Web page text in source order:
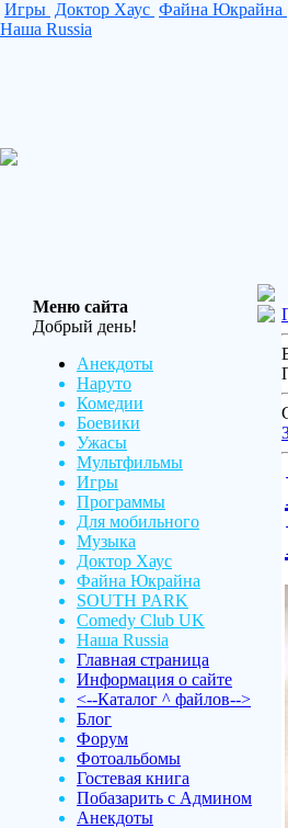
Игры Доктор Хаус Файна Юкрайна
Наша Russia
Меню сайта
Добрый день!
Анекдоты
Наруто
Комедии
Боевики
Ужасы
Мультфильмы
Игры
Программы
Для мобильного
Музыка
Доктор Хаус
Файна Юкрайна
SOUTH PARK
Comedy Club UK
Наша Russia
Главная страница
Информация о сайте
<--Каталог ^ файлов-->
Блог
Форум
Фотоальбомы
Гостевая книга
Побазарить с Админом
Анекдоты